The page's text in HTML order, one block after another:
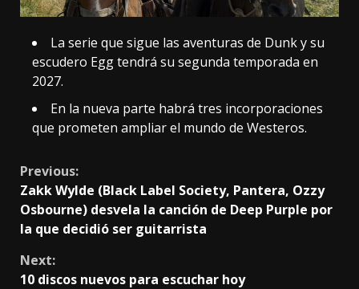
La serie que sigue las aventuras de Dunk y su
escudero Egg tendrá su segunda temporada en
2027.
En la nueva parte habrá tres incorporaciones
que prometen ampliar el mundo de Westeros.
Continue
Reading
Previous:
Zakk Wylde (Black Label Society, Pantera, Ozzy
Osbourne) desvela la canción de Deep Purple por
la que decidió ser guitarrista
Next:
10 discos nuevos para escuchar hoy